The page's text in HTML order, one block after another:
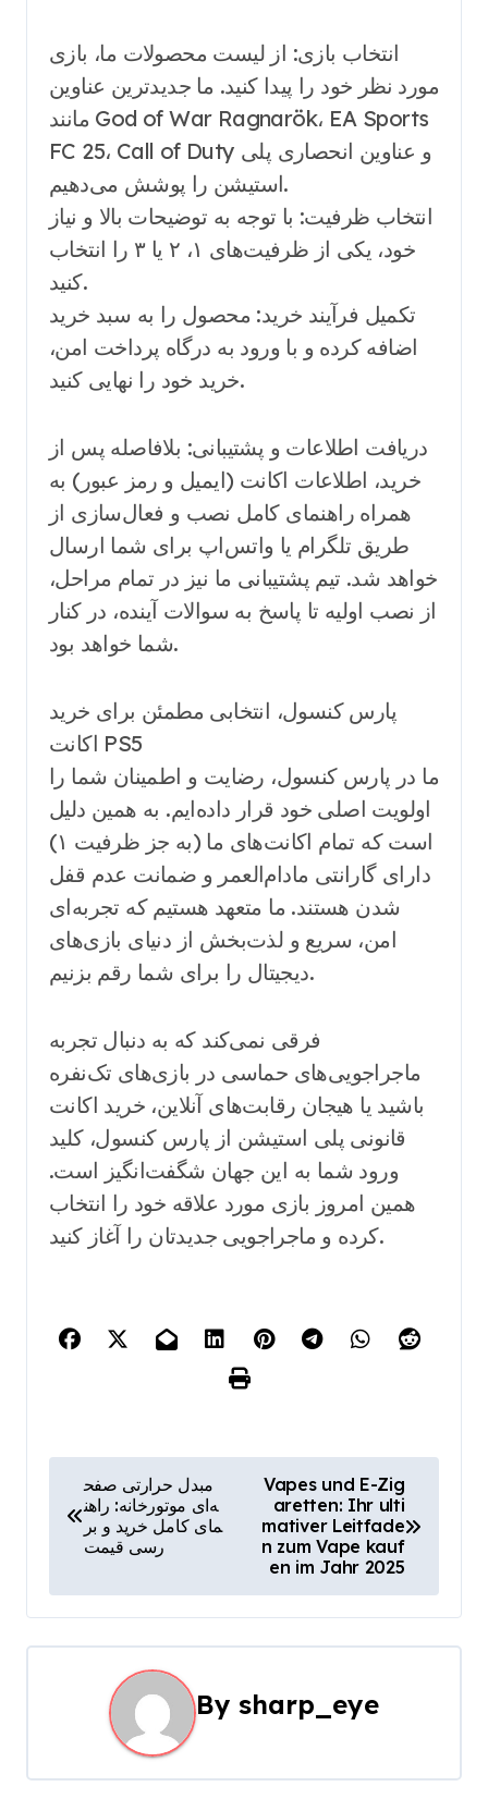
انتخاب بازی: از لیست محصولات ما، بازی
مورد نظر خود را پیدا کنید. ما جدیدترین عناوین
مانند God of War Ragnarök، EA Sports
FC 25، Call of Duty و عناوین انحصاری پلی
استیشن را پوشش می‌دهیم.
انتخاب ظرفیت: با توجه به توضیحات بالا و نیاز
خود، یکی از ظرفیت‌های ۱، ۲ یا ۳ را انتخاب
کنید.
تکمیل فرآیند خرید: محصول را به سبد خرید
اضافه کرده و با ورود به درگاه پرداخت امن،
خرید خود را نهایی کنید.
دریافت اطلاعات و پشتیبانی: بلافاصله پس از
خرید، اطلاعات اکانت (ایمیل و رمز عبور) به
همراه راهنمای کامل نصب و فعال‌سازی از
طریق تلگرام یا واتس‌اپ برای شما ارسال
خواهد شد. تیم پشتیبانی ما نیز در تمام مراحل،
از نصب اولیه تا پاسخ به سوالات آینده، در کنار
شما خواهد بود.
پارس کنسول، انتخابی مطمئن برای خرید
اکانت PS5
ما در پارس کنسول، رضایت و اطمینان شما را
اولویت اصلی خود قرار داده‌ایم. به همین دلیل
است که تمام اکانت‌های ما (به جز ظرفیت ۱)
دارای گارانتی مادام‌العمر و ضمانت عدم قفل
شدن هستند. ما متعهد هستیم که تجربه‌ای
امن، سریع و لذت‌بخش از دنیای بازی‌های
دیجیتال را برای شما رقم بزنیم.
فرقی نمی‌کند که به دنبال تجربه
ماجراجویی‌های حماسی در بازی‌های تک‌نفره
باشید یا هیجان رقابت‌های آنلاین، خرید اکانت
قانونی پلی استیشن از پارس کنسول، کلید
ورود شما به این جهان شگفت‌انگیز است.
همین امروز بازی مورد علاقه خود را انتخاب
کرده و ماجراجویی جدیدتان را آغاز کنید.
o
t
n
i
مبدل حرارتی صفح
ه‌ای موتورخانه: راهن
مای کامل خرید و بر
رسی قیمت
Vapes und E-Zig
aretten: Ihr ulti
mativer Leitfade
n zum Vape kauf
en im Jahr 2025
By sharp_eye